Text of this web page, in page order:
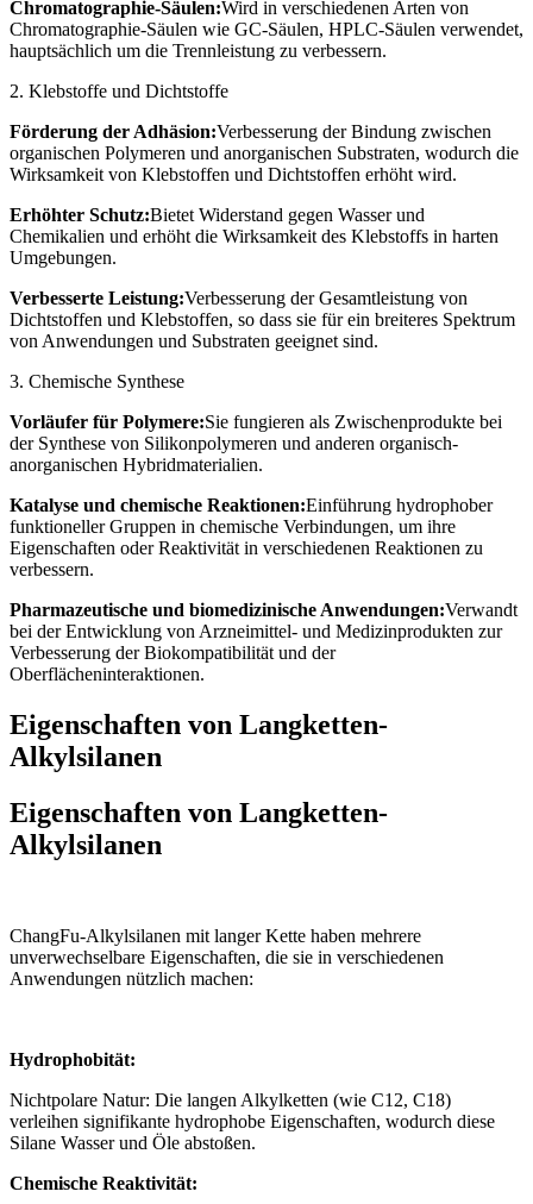
Chromatographie-Säulen:Wird in verschiedenen Arten von
Chromatographie-Säulen wie GC-Säulen, HPLC-Säulen verwendet,
hauptsächlich um die Trennleistung zu verbessern.
2. Klebstoffe und Dichtstoffe
Förderung der Adhäsion:Verbesserung der Bindung zwischen
organischen Polymeren und anorganischen Substraten, wodurch die
Wirksamkeit von Klebstoffen und Dichtstoffen erhöht wird.
Erhöhter Schutz:Bietet Widerstand gegen Wasser und
Chemikalien und erhöht die Wirksamkeit des Klebstoffs in harten
Umgebungen.
Verbesserte Leistung:Verbesserung der Gesamtleistung von
Dichtstoffen und Klebstoffen, so dass sie für ein breiteres Spektrum
von Anwendungen und Substraten geeignet sind.
3. Chemische Synthese
Vorläufer für Polymere:Sie fungieren als Zwischenprodukte bei
der Synthese von Silikonpolymeren und anderen organisch-
anorganischen Hybridmaterialien.
Katalyse und chemische Reaktionen:Einführung hydrophober
funktioneller Gruppen in chemische Verbindungen, um ihre
Eigenschaften oder Reaktivität in verschiedenen Reaktionen zu
verbessern.
Pharmazeutische und biomedizinische Anwendungen:Verwandt
bei der Entwicklung von Arzneimittel- und Medizinprodukten zur
Verbesserung der Biokompatibilität und der
Oberflächeninteraktionen.
Eigenschaften von Langketten-
Alkylsilanen
Eigenschaften von Langketten-
Alkylsilanen
ChangFu-Alkylsilanen mit langer Kette haben mehrere
unverwechselbare Eigenschaften, die sie in verschiedenen
Anwendungen nützlich machen:
Hydrophobität:
Nichtpolare Natur: Die langen Alkylketten (wie C12, C18)
verleihen signifikante hydrophobe Eigenschaften, wodurch diese
Silane Wasser und Öle abstoßen.
Chemische Reaktivität: